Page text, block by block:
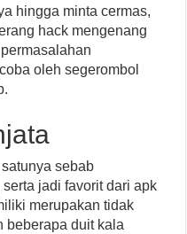
hingga minta cermas,
hack mengenang
oleh segerombol
sebab
jadi favorit dari apk
merupakan tidak
beberapa duit kala